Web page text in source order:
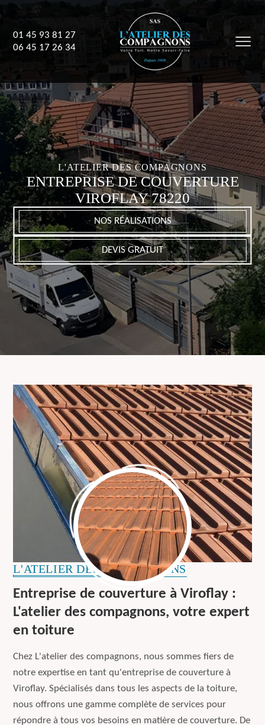
01 45 93 81 27
06 45 17 26 34
L'ATELIER DES COMPAGNONS
ENTREPRISE DE COUVERTURE
VIROFLAY 78220
NOS RÉALISATIONS
DEVIS GRATUIT
L'ATELIER DES COMPAGNONS
Entreprise de couverture à Viroflay :
L'atelier des compagnons, votre expert
en toiture
Chez L'atelier des compagnons, nous sommes fiers de
notre expertise en tant qu'entreprise de couverture à
Viroflay. Spécialisés dans tous les aspects de la toiture,
nous offrons une gamme complète de services pour
répondre à tous vos besoins en matière de couverture. De